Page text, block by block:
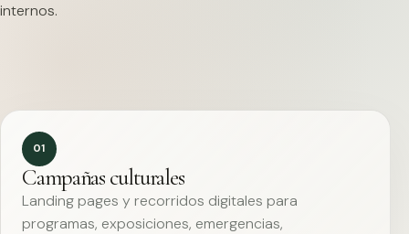
internos.
01
Campañas culturales
Landing pages y recorridos digitales para
programas, exposiciones, emergencias,